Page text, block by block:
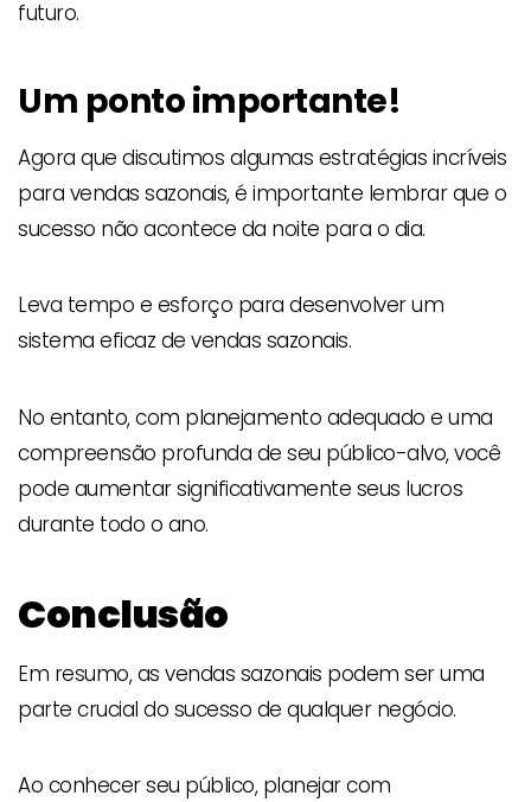
futuro.
Um ponto importante!
Agora que discutimos algumas estratégias incríveis
para vendas sazonais, é importante lembrar que o
sucesso não acontece da noite para o dia.
Leva tempo e esforço para desenvolver um
sistema eficaz de vendas sazonais.
No entanto, com planejamento adequado e uma
compreensão profunda de seu público-alvo, você
pode aumentar significativamente seus lucros
durante todo o ano.
Conclusão
Em resumo, as vendas sazonais podem ser uma
parte crucial do sucesso de qualquer negócio.
Ao conhecer seu público, planejar com